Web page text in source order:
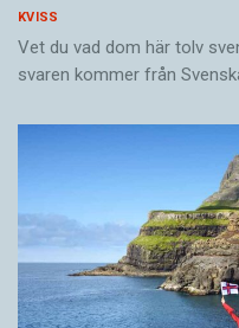
KVISS
Vet du vad dom här tolv
svaren kommer från